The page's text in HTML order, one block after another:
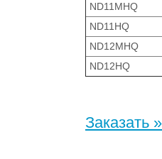
ND11MHQ
ND11HQ
ND12MHQ
ND12HQ
Заказать »